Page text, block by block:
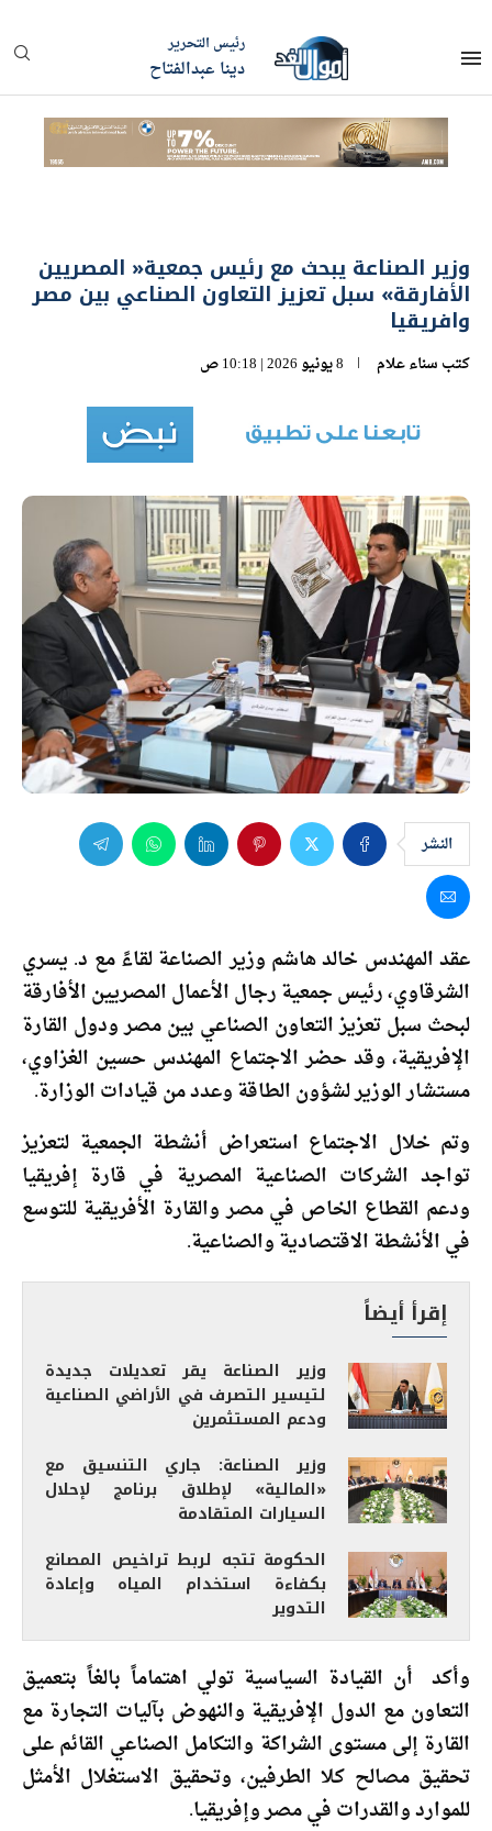
رئيس التحرير
دينا عبدالفتاح
وزير الصناعة يبحث مع رئيس جمعية« المصريين
الأفارقة» سبل تعزيز التعاون الصناعي بين مصر
وافريقيا
كتب سناء علام 8 يونيو 2026 | 10:18 ص
النشر
عقد المهندس خالد هاشم وزير الصناعة لقاءً مع د. يسري
الشرقاوي، رئيس جمعية رجال الأعمال المصريين الأفارقة
لبحث سبل تعزيز التعاون الصناعي بين مصر ودول القارة
الإفريقية، وقد حضر الاجتماع المهندس حسين الغزاوي،
مستشار الوزير لشؤون الطاقة وعدد من قيادات الوزارة.
وتم خلال الاجتماع استعراض أنشطة الجمعية لتعزيز
تواجد الشركات الصناعية المصرية في قارة إفريقيا
ودعم القطاع الخاص في مصر والقارة الأفريقية للتوسع
في الأنشطة الاقتصادية والصناعية.
إقرأ أيضاً
وزير الصناعة يقر تعديلات جديدة
لتيسير التصرف في الأراضي الصناعية
ودعم المستثمرين
وزير الصناعة: جاري التنسيق مع
«المالية» لإطلاق برنامج لإحلال
السيارات المتقادمة
الحكومة تتجه لربط تراخيص المصانع
بكفاءة استخدام المياه وإعادة
التدوير
وأكد أن القيادة السياسية تولي اهتماماً بالغاً بتعميق
التعاون مع الدول الإفريقية والنهوض بآليات التجارة مع
القارة إلى مستوى الشراكة والتكامل الصناعي القائم على
تحقيق مصالح كلا الطرفين، وتحقيق الاستغلال الأمثل
للموارد والقدرات في مصر وإفريقيا.